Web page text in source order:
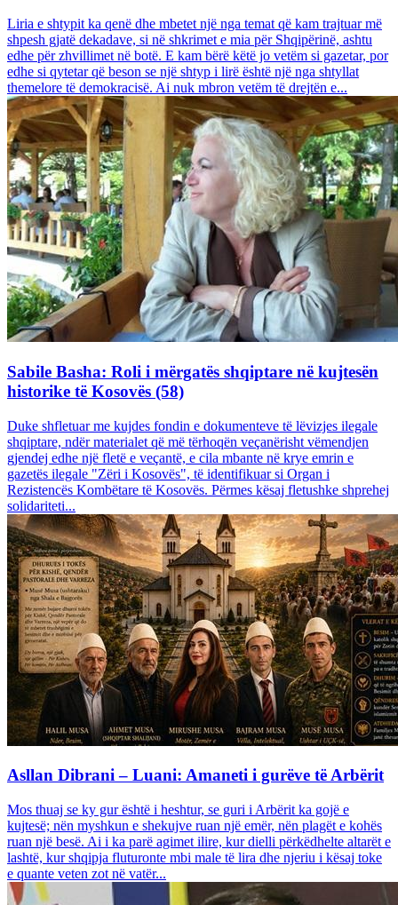
Liria e shtypit ka qenë dhe mbetet një nga temat që kam trajtuar më
shpesh gjatë dekadave, si në shkrimet e mia për Shqipërinë, ashtu
edhe për zhvillimet në botë. E kam bërë këtë jo vetëm si gazetar, por
edhe si qytetar që beson se një shtyp i lirë është një nga shtyllat
themelore të demokracisë. Ai nuk mbron vetëm të drejtën e...
Sabile Basha: Roli i mërgatës shqiptare në kujtesën
historike të Kosovës (58)
Duke shfletuar me kujdes fondin e dokumenteve të lëvizjes ilegale
shqiptare, ndër materialet që më tërhoqën veçanërisht vëmendjen
gjendej edhe një fletë e veçantë, e cila mbante në krye emrin e
gazetës ilegale "Zëri i Kosovës", të identifikuar si Organ i
Rezistencës Kombëtare të Kosovës. Përmes kësaj fletushke shprehej
solidariteti...
Asllan Dibrani – Luani: Amaneti i gurëve të Arbërit
Mos thuaj se ky gur është i heshtur, se guri i Arbërit ka gojë e
kujtesë; nën myshkun e shekujve ruan një emër, nën plagët e kohës
ruan një besë. Ai i ka parë agimet ilire, kur dielli përkëdhelte altarët e
lashtë, kur shqipja fluturonte mbi male të lira dhe njeriu i kësaj toke
e quante veten zot në vatër...